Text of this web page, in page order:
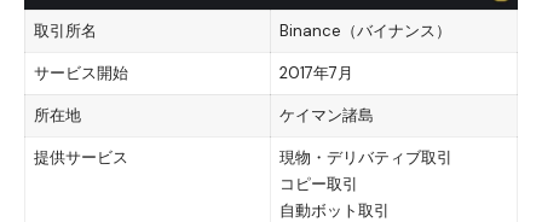
取引所名 Binance（バイナンス）
サービス開始 2017年7月
所在地 ケイマン諸島
提供サービス
現物・デリバティブ取引
コピー取引
自動ボット取引